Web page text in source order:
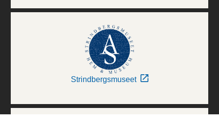
Strindbergsmuseet